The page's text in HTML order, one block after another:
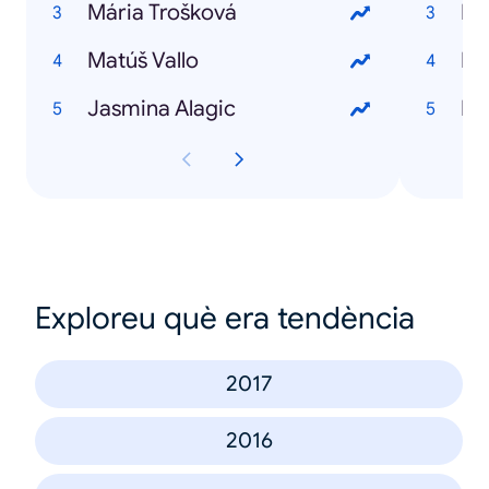
Mária Trošková
Matúš Vallo
Jasmina Alagic
Exploreu què era tendència
2017
2016